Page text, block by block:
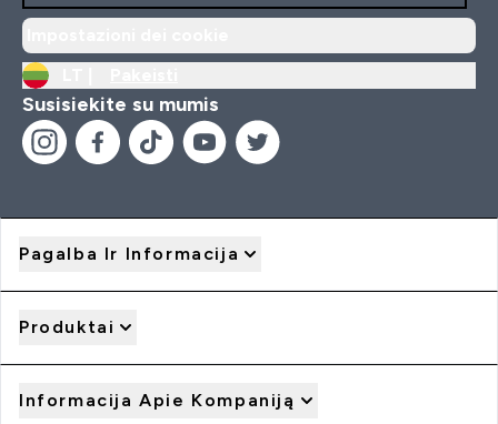
Susisiekite su mumis
Pagalba Ir Informacija
Produktai
Informacija Apie Kompaniją